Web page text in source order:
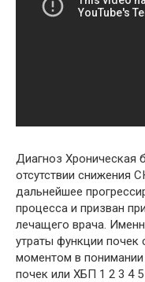
Диагноз Хроническая
отсутствии снижения
дальнейшее
процесса и призван
лечащего врача.
утраты функции почек
моментом в понимании
почек или ХБП 1 2 3 4 5